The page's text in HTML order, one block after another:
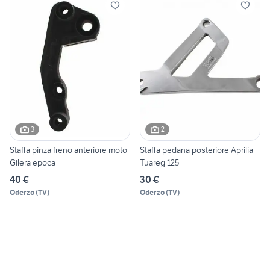
3
Staffa pinza freno anteriore moto
Gilera epoca
40 €
Oderzo(TV)
2
Staffa pedana posteriore Aprilia
Tuareg 125
30 €
Oderzo(TV)